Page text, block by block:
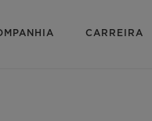
CARREIRA